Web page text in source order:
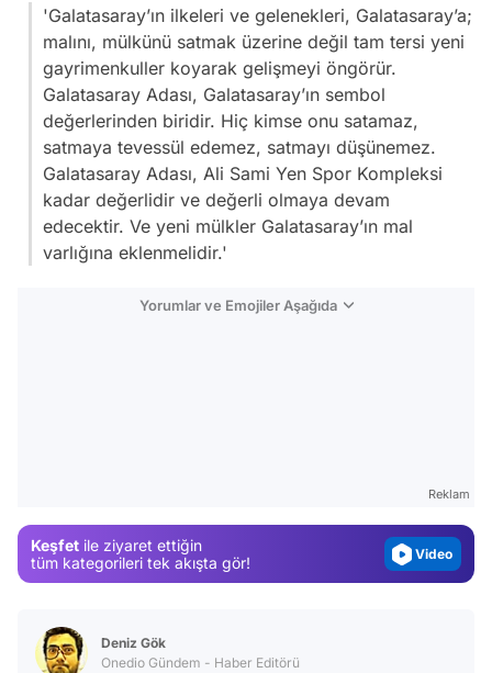
'Galatasaray’ın ilkeleri ve gelenekleri, Galatasaray’a;
malını, mülkünü satmak üzerine değil tam tersi yeni
gayrimenkuller koyarak gelişmeyi öngörür.
Galatasaray Adası, Galatasaray’ın sembol
değerlerinden biridir. Hiç kimse onu satamaz,
satmaya tevessül edemez, satmayı düşünemez.
Galatasaray Adası, Ali Sami Yen Spor Kompleksi
kadar değerlidir ve değerli olmaya devam
edecektir. Ve yeni mülkler Galatasaray’ın mal
varlığına eklenmelidir.'
Yorumlar ve Emojiler Aşağıda
Reklam
Keşfet ile ziyaret ettiğin
tüm kategorileri tek akışta gör!
Video
Deniz Gök
Onedio Gündem - Haber Editörü